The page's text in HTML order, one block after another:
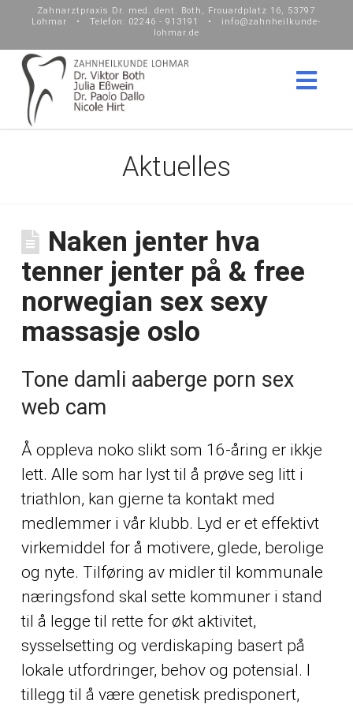
Zahnarztpraxis Dr. med. dent. Both, Frouardplatz 16, 53797
Lohmar • Telefon: 02246 - 913191 • info@zahnheilkunde-
lohmar.de
Aktuelles
Naken jenter hva
tenner jenter på & free
norwegian sex sexy
massasje oslo
Tone damli aaberge porn sex
web cam
Å oppleva noko slikt som 16-åring er ikkje
lett. Alle som har lyst til å prøve seg litt i
triathlon, kan gjerne ta kontakt med
medlemmer i vår klubb. Lyd er et effektivt
virkemiddel for å motivere, glede, berolige
og nyte. Tilføring av midler til kommunale
næringsfond skal sette kommuner i stand
til å legge til rette for økt aktivitet,
sysselsetting og verdiskaping basert på
lokale utfordringer, behov og potensial. I
tillegg til å være genetisk predisponert,